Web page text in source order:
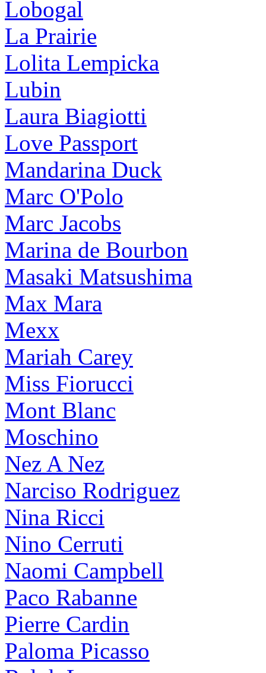
Lobogal
La Prairie
Lolita Lempicka
Lubin
Laura Biagiotti
Love Passport
Mandarina Duck
Marc O'Polo
Marc Jacobs
Marina de Bourbon
Masaki Matsushima
Max Mara
Mexx
Mariah Carey
Miss Fiorucci
Mont Blanc
Moschino
Nez A Nez
Narciso Rodriguez
Nina Ricci
Nino Cerruti
Naomi Campbell
Paco Rabanne
Pierre Cardin
Paloma Picasso